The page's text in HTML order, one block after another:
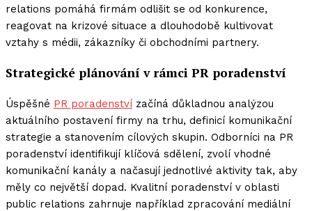
relations pomáhá firmám odlišit se od konkurence,
reagovat na krizové situace a dlouhodobě kultivovat
vztahy s médii, zákazníky či obchodními partnery.
Strategické plánování v rámci PR poradenství
Úspěšné PR poradenství začíná důkladnou analýzou
aktuálního postavení firmy na trhu, definicí komunikační
strategie a stanovením cílových skupin. Odborníci na PR
poradenství identifikují klíčová sdělení, zvolí vhodné
komunikační kanály a načasují jednotlivé aktivity tak, aby
měly co největší dopad. Kvalitní poradenství v oblasti
public relations zahrnuje například zpracování mediální